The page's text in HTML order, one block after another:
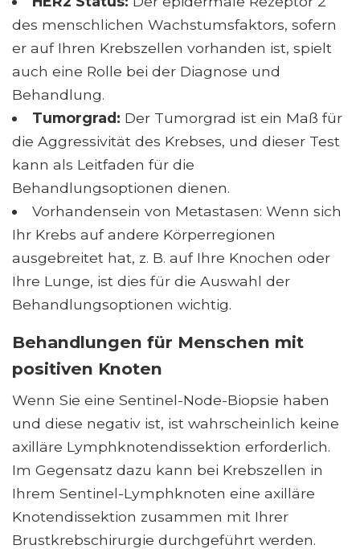
des menschlichen Wachstumsfaktors, sofern
er auf Ihren Krebszellen vorhanden ist, spielt
auch eine Rolle bei der Diagnose und
Behandlung.
Tumorgrad: Der Tumorgrad ist ein Maß für
die Aggressivität des Krebses, und dieser Test
kann als Leitfaden für die
Behandlungsoptionen dienen.
Vorhandensein von Metastasen: Wenn sich
Ihr Krebs auf andere Körperregionen
ausgebreitet hat, z. B. auf Ihre Knochen oder
Ihre Lunge, ist dies für die Auswahl der
Behandlungsoptionen wichtig.
Behandlungen für Menschen mit
positiven Knoten
Wenn Sie eine Sentinel-Node-Biopsie haben
und diese negativ ist, ist wahrscheinlich keine
axilläre Lymphknotendissektion erforderlich.
Im Gegensatz dazu kann bei Krebszellen in
Ihrem Sentinel-Lymphknoten eine axilläre
Knotendissektion zusammen mit Ihrer
Brustkrebschirurgie durchgeführt werden.